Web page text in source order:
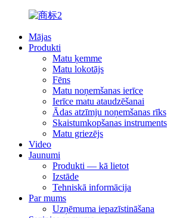
Mājas
Produkti
Matu ķemme
Matu lokotājs
Fēns
Matu noņemšanas ierīce
Ierīce matu ataudzēšanai
Ādas atzīmju noņemšanas rīks
Skaistumkopšanas instruments
Matu griezējs
Video
Jaunumi
Produkti — kā lietot
Izstāde
Tehniskā informācija
Par mums
Uzņēmuma iepazīstināšana